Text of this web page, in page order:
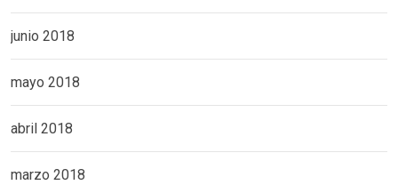
junio 2018
mayo 2018
abril 2018
marzo 2018